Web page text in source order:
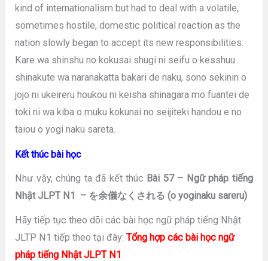
kind of internationalism but had to deal with a volatile,
sometimes hostile, domestic political reaction as the
nation slowly began to accept its new responsibilities.
Kare wa shinshu no kokusai shugi ni seifu o kesshuu
shinakute wa naranakatta bakari de naku, sono sekinin o
jojo ni ukeireru houkou ni keisha shinagara mo fuantei de
toki ni wa kiba o muku kokunai no seijiteki handou e no
taiou o yogi naku sareta.
Kết thúc bài học
Như vậy, chúng ta đã kết thúc Bài 57 – Ngữ pháp tiếng
Nhật JLPT N1 – を余儀なくされる (o yoginaku sareru)
Hãy tiếp tục theo dõi các bài học ngữ pháp tiếng Nhật
JLTP N1 tiếp theo tại đây:Tổng hợp các bài học ngữ
pháp tiếng Nhật JLPT N1